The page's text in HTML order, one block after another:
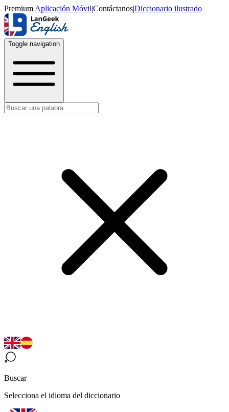
Premium|Aplicación Móvil|Contáctanos|Diccionario ilustrado
Toggle navigation
Buscar
Selecciona el idioma del diccionario